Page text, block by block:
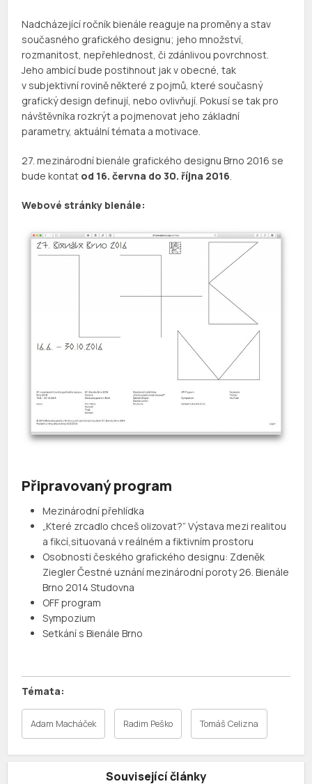
Nadcházející ročník bienále reaguje na proměny a stav
současného grafického designu; jeho množství,
rozmanitost, nepřehlednost, či zdánlivou povrchnost.
Jeho ambicí bude postihnout jak v obecné, tak
v subjektivní rovině některé z pojmů, které současný
grafický design definují, nebo ovlivňují. Pokusí se tak pro
návštěvníka rozkrýt a pojmenovat jeho základní
parametry, aktuální témata a motivace.
27. mezinárodní bienále grafického designu Brno 2016 se
bude kontat od 16. června do 30. října 2016.
Webové stránky bienále:
Připravovaný program
Mezinárodní přehlídka
„Které zrcadlo chceš olizovat?” Výstava mezi realitou
a fikcí,situovaná v reálném a fiktivním prostoru
Osobnosti českého grafického designu: Zdeněk
Ziegler Čestné uznání mezinárodní poroty 26. Bienále
Brno 2014 Studovna
OFF program
Sympozium
Setkání s Bienále Brno
Adam Macháček Radim Peško Tomáš Celizna
Související články